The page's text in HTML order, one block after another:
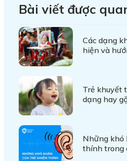
Bài viết được
Các dạng
hiện và
Trẻ khuyết
dạng hay
Những khó
thính trong